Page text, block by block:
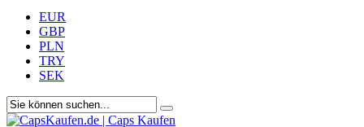
EUR
GBP
PLN
TRY
SEK